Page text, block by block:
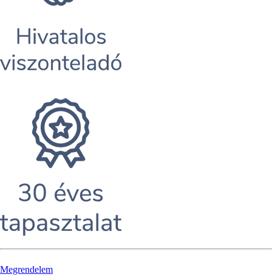
Megrendelem